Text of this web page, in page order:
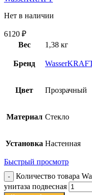
Нет в наличии
6120 ₽
Вес
1,38 кг
Бренд
Цвет Прозрачный
Материал Стекло
Установка Настенная
Быстрый просмотр
Количество товара
унитаза подвесная